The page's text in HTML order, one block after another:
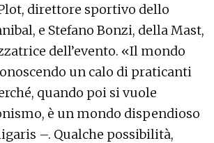
direttore sportivo dello
e Stefano Bonzi, della Mast,
dell’evento. «Il mondo
un calo di praticanti
quando poi si vuole
è un mondo dispendioso
–. Qualche possibilità,